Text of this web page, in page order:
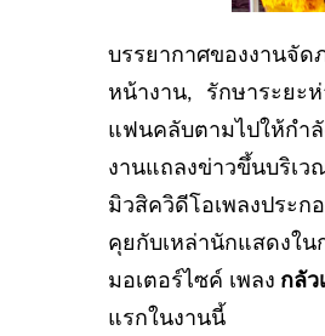
บรรยากาศของงานจั
หน้างาน, รักษาระยะ
แฟนคลับตามไปให้กำ
งานแถลงข่าวขึ้นบริเ
มิวสิควิดีโอเพลงประก
คุยกับเหล่านักแสดงใ
มอเตอร์ไซค์ เพลง กลัว
แรกในงานนี้